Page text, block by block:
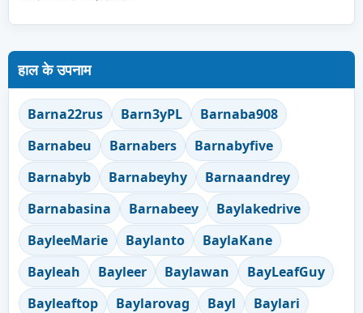
हाल के उपनाम
Barna22rus Barn3yPL
Barnaba908
Barnabeu
Barnabers
Barnabyfive
Barnabyb
Barnabeyhy
Barnaandrey
Barnabasina
Barnabeey
Baylakedrive
BayleeMarie
Baylanto
BaylaKane
Bayleah
Bayleer Baylawan
BayLeafGuy
Bayleaftop
Baylarovag Bayl
Baylari